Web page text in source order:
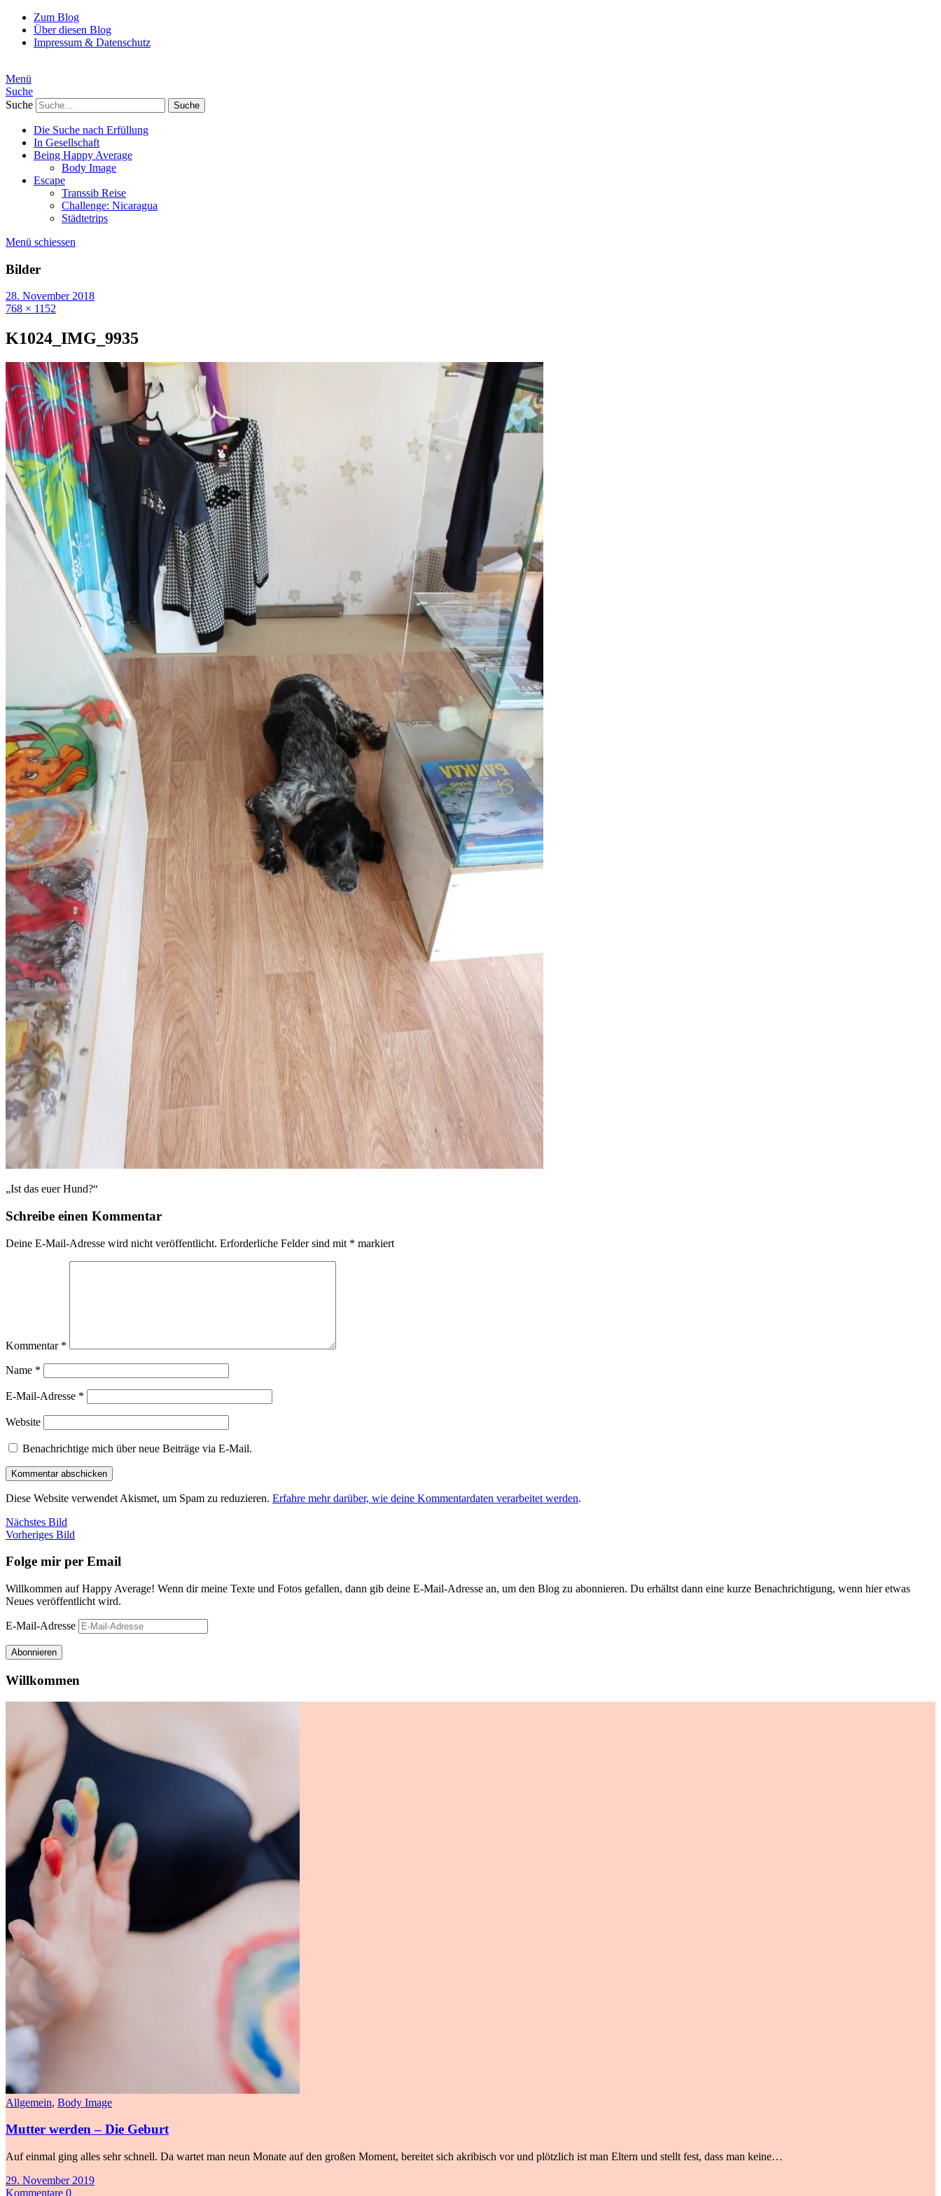
Zum Blog
Über diesen Blog
Impressum & Datenschutz
Menü
Suche
Suche
Die Suche nach Erfüllung
In Gesellschaft
Being Happy Average
Body Image
Escape
Transsib Reise
Challenge: Nicaragua
Städtetrips
Menü schiessen
Bilder
28. November 2018
768 × 1152
K1024_IMG_9935
„Ist das euer Hund?“
Schreibe einen Kommentar
Deine E-Mail-Adresse wird nicht veröffentlicht. Erforderliche Felder sind mit * markiert
Kommentar *
Name *
E-Mail-Adresse *
Website
Benachrichtige mich über neue Beiträge via E-Mail.
Diese Website verwendet Akismet, um Spam zu reduzieren. Erfahre mehr darüber, wie deine Kommentardaten verarbeitet werden.
Nächstes Bild
Vorheriges Bild
Folge mir per Email
Willkommen auf Happy Average! Wenn dir meine Texte und Fotos gefallen, dann gib deine E-Mail-Adresse an, um den Blog zu abonnieren. Du erhältst dann eine kurze Benachrichtigung, wenn hier etwas
Neues veröffentlicht wird.
E-Mail-Adresse
Abonnieren
Willkommen
Allgemein, Body Image
Mutter werden – Die Geburt
Auf einmal ging alles sehr schnell. Da wartet man neun Monate auf den großen Moment, bereitet sich akribisch vor und plötzlich ist man Eltern und stellt fest, dass man keine…
29. November 2019
Kommentare 0